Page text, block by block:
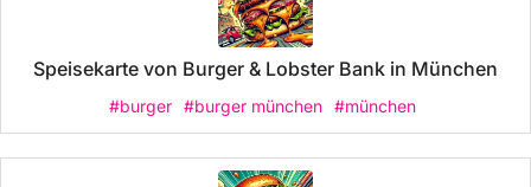
Speisekarte von Burger & Lobster Bank in München
#burger #burger münchen #münchen